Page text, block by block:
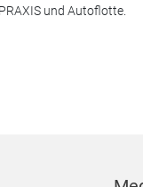
und Autoflotte.